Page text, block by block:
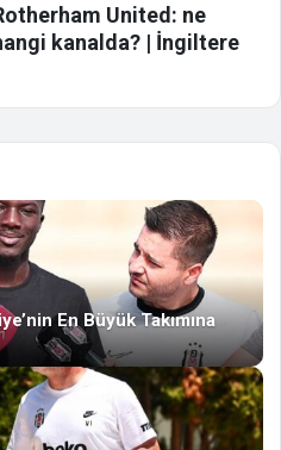
United: ne
kanalda? | İngiltere
En Büyük Takımına